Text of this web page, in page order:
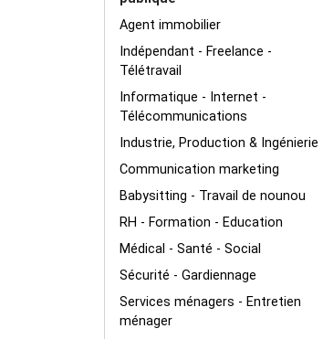
Agent immobilier
Indépendant - Freelance -
Télétravail
Informatique - Internet -
Télécommunications
Industrie, Production & Ingénierie
Communication marketing
Babysitting - Travail de nounou
RH - Formation - Education
Médical - Santé - Social
Sécurité - Gardiennage
Services ménagers - Entretien
ménager